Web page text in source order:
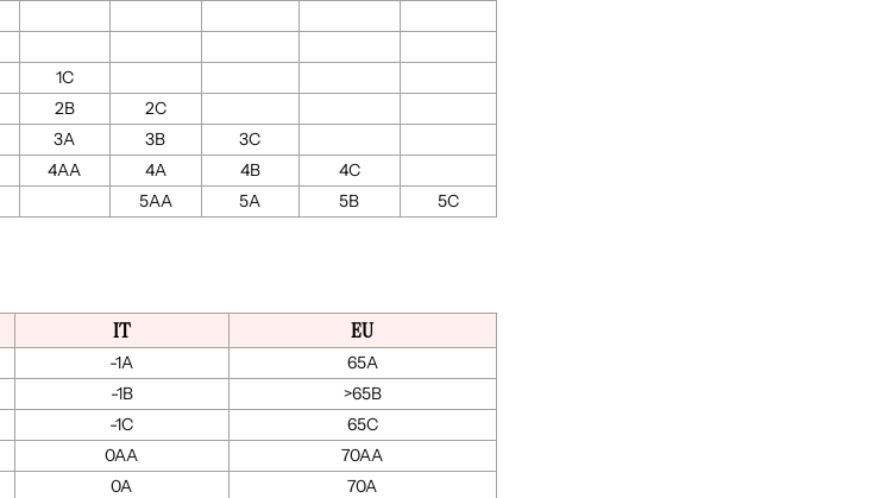
1C
2B
2C
3A 3B
3C
4AA 4A 4B
4C
5AA 5A 5B 5C
IT EU
-1A
65A
-1B
>65B
-1C
65C
0AA
70AA
0A
70A